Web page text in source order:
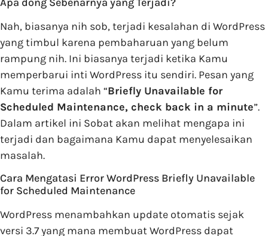
Nah, biasanya nih sob, terjadi kesalahan di WordPress
yang timbul karena pembaharuan yang belum
rampung nih. Ini biasanya terjadi ketika Kamu
memperbarui inti WordPress itu sendiri. Pesan yang
Kamu terima adalah “Briefly Unavailable for
Scheduled Maintenance, check back in a minute”.
Dalam artikel ini Sobat akan melihat mengapa ini
terjadi dan bagaimana Kamu dapat menyelesaikan
masalah.
Cara Mengatasi Error WordPress Briefly Unavailable
for Scheduled Maintenance
WordPress menambahkan update otomatis sejak
versi 3.7 yang mana membuat WordPress dapat